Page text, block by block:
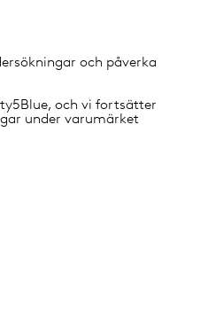
och påverka
och vi fortsätter
under varumärket